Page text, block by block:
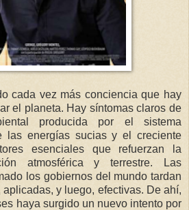
cada vez más conciencia que hay
el planeta. Hay síntomas claros de
producida por el sistema
las energías sucias y el creciente
esenciales que refuerzan la
atmosférica y terrestre. Las
los gobiernos del mundo tardan
aplicadas, y luego, efectivas. De ahí,
haya surgido un nuevo intento por